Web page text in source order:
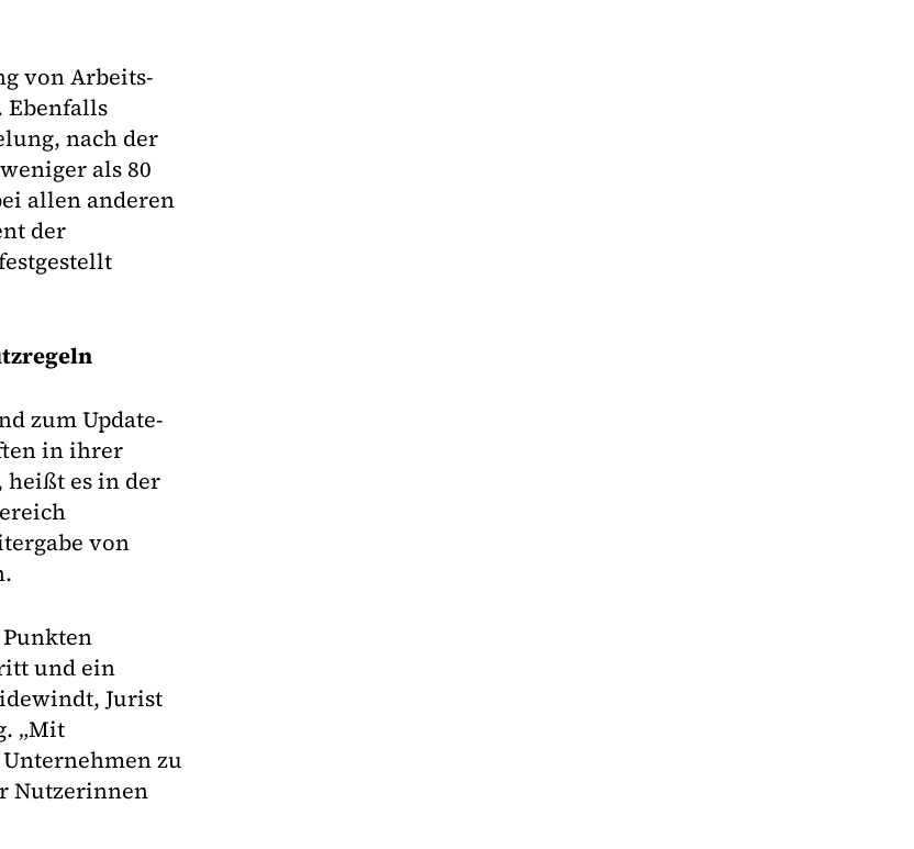
von Arbeits-
Ebenfalls
nach der
als 80
allen anderen
der
zum Update-
in ihrer
es in der
von
und ein
Jurist
„Mit
zu
Nutzerinnen